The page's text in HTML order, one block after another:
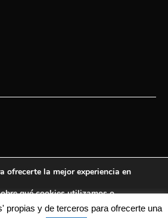
propias y de terceros para ofrecerte una
ofrecerte la mejor experiencia en
qué cookies utilizamos o
.